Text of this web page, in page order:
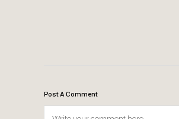
Post A Comment